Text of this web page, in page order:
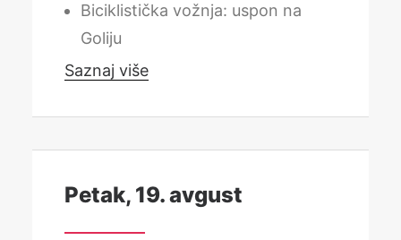
Biciklistička vožnja: uspon na
Goliju
Saznaj više
Petak, 19. avgust